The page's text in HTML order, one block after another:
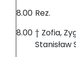
8.00 Rez.
8.00 † Zofia,
Stanisław